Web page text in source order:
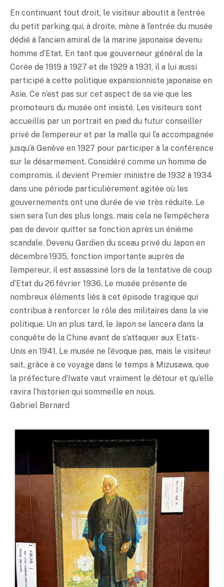
En continuant tout droit, le visiteur aboutit à l’entrée
du petit parking qui, à droite, mène à l’entrée du musée
dédié à l’ancien amiral de la marine japonaise devenu
homme d’Etat. En tant que gouverneur général de la
Corée de 1919 à 1927 et de 1929 à 1931, il a lui aussi
participé à cette politique expansionniste japonaise en
Asie. Ce n’est pas sur cet aspect de sa vie que les
promoteurs du musée ont insisté. Les visiteurs sont
accueillis par un portrait en pied du futur conseiller
privé de l’empereur et par la malle qui l’a accompagnée
jusqu’à Genève en 1927 pour participer à la conférence
sur le désarmement. Considéré comme un homme de
compromis, il devient Premier ministre de 1932 à 1934
dans une période particulièrement agitée où les
gouvernements ont une durée de vie très réduite. Le
sien sera l’un des plus longs, mais cela ne l’empêchera
pas de devoir quitter sa fonction après un énième
scandale. Devenu Gardien du sceau privé du Japon en
décembre 1935, fonction importante auprès de
l’empereur, il est assassiné lors de la tentative de coup
d’Etat du 26 février 1936. Le musée présente de
nombreux éléments liés à cet épisode tragique qui
contribua à renforcer le rôle des militaires dans la vie
politique. Un an plus tard, le Japon se lancera dans la
conquête de la Chine avant de s’attaquer aux Etats-
Unis en 1941. Le musée ne l’évoque pas, mais le visiteur
sait, grâce à ce voyage dans le temps à Mizusawa, que
la préfecture d’Iwate vaut vraiment le détour et qu’elle
ravira l’historien qui sommeille en nous.
Gabriel Bernard